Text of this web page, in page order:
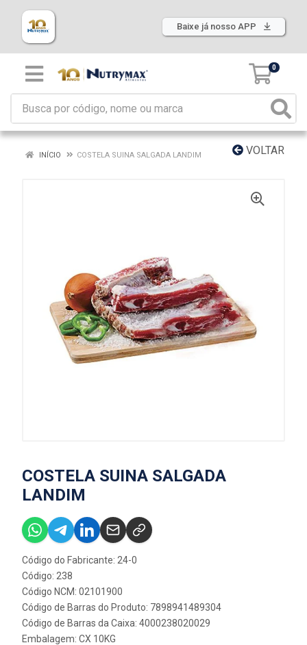
Baixe já nosso APP
0
VOLTAR
INÍCIO COSTELA SUINA SALGADA LANDIM
COSTELA SUINA SALGADA
LANDIM
Código do Fabricante: 24-0
Código: 238
Código NCM: 02101900
Código de Barras do Produto: 7898941489304
Código de Barras da Caixa: 4000238020029
Embalagem: CX 10KG